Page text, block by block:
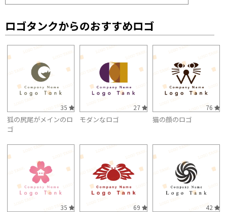
ロゴタンクからのおすすめロゴ
35
狐の尻尾がメインのロ
ゴ
27
モダンなロゴ
76
猫の顔のロゴ
35 69 42